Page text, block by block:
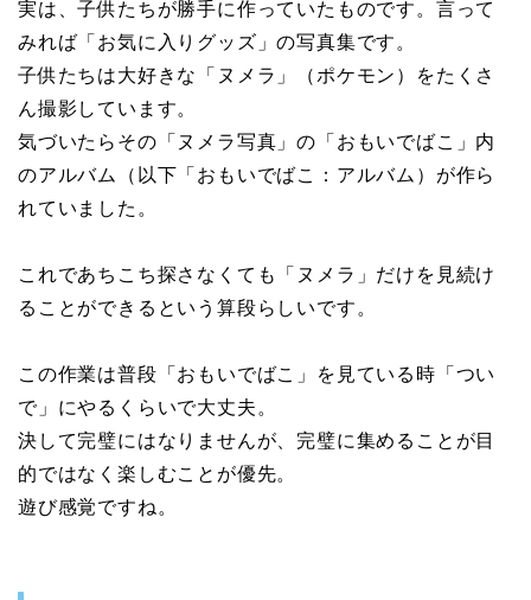
実は、子供たちが勝手に作っていたものです。言って
みれば「お気に入りグッズ」の写真集です。
子供たちは大好きな「ヌメラ」（ポケモン）をたくさ
ん撮影しています。
気づいたらその「ヌメラ写真」の「おもいでばこ」内
のアルバム（以下「おもいでばこ：アルバム）が作ら
れていました。
これであちこち探さなくても「ヌメラ」だけを見続け
ることができるという算段らしいです。
この作業は普段「おもいでばこ」を見ている時「つい
で」にやるくらいで大丈夫。
決して完璧にはなりませんが、完璧に集めることが目
的ではなく楽しむことが優先。
遊び感覚ですね。